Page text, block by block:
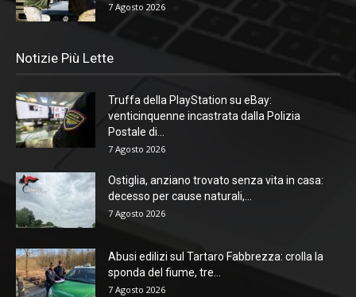
7 Agosto 2026
Notizie Più Lette
Truffa della PlayStation su eBay:
venticinquenne incastrata dalla Polizia
Postale di...
7 Agosto 2026
Ostiglia, anziano trovato senza vita in casa:
decesso per cause naturali,...
7 Agosto 2026
Abusi edilizi sul Tartaro Fabbrezza: crolla la
sponda del fiume, tre...
7 Agosto 2026